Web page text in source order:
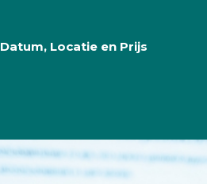
Datum, Locatie en Prijs